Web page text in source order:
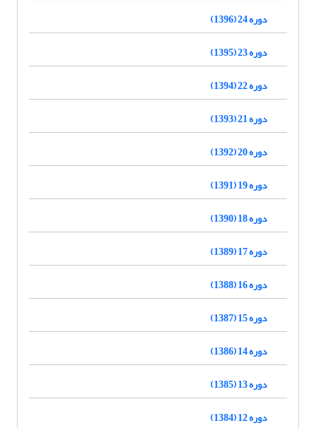
دوره 24 (1396)
دوره 23 (1395)
دوره 22 (1394)
دوره 21 (1393)
دوره 20 (1392)
دوره 19 (1391)
دوره 18 (1390)
دوره 17 (1389)
دوره 16 (1388)
دوره 15 (1387)
دوره 14 (1386)
دوره 13 (1385)
دوره 12 (1384)